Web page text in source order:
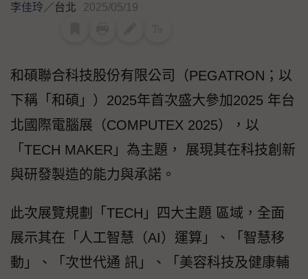
李佳玲／台北 2025/05/19
和碩聯合科技股份有限公司（PEGATRON；以
下稱「和碩」）2025年首次盛大參加2025 年台
北國際電腦展（COMPUTEX 2025），以
「TECH MAKER」為主題， 展現其在科技創新
與研發製造的能力與承諾。
此次展覽規劃「TECH」四大主題 區域，全面
展示其在「人工智慧（AI）運算」、「智慧移
動」、「次世代通 訊」、「美容科技及健康輔